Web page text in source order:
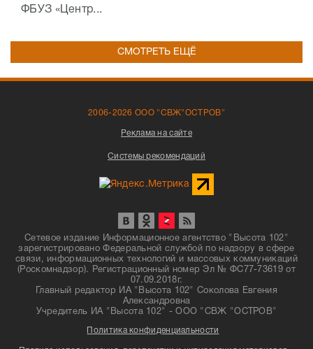
ФБУЗ «Центр...
СМОТРЕТЬ ЕЩЁ
2006-2026 ООО "СВЖ"ОСТРОВ"
Реклама на сайте
Системы рекомендаций
Сетевое издание Информационное агентство "Высота 102"
зарегистрировано Федеральной службой по надзору в сфере
связи, информационных технологий и массовых коммуникаций
(Роскомнадзор). Регистрационный номер Эл № ФС77-73619 от
07.09.2018г.
Главный редактор ИА "Высота 102" Соколова Евгения
Александровна
Учредитель ИА "Высота 102" - ООО "СВЖ "ОСТРОВ"
Политика конфиденциальности